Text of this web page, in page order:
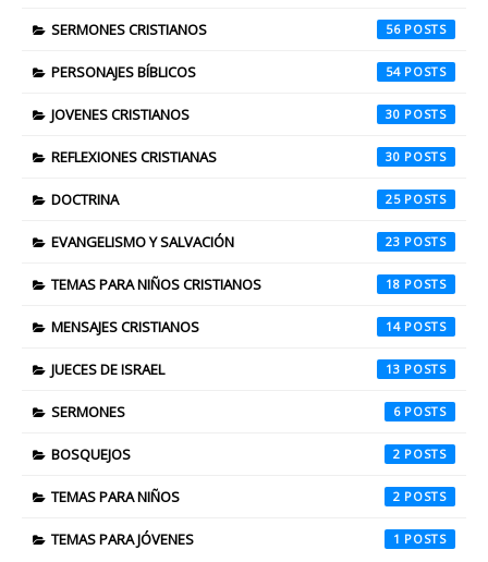
SERMONES CRISTIANOS 56
PERSONAJES BÍBLICOS 54
JOVENES CRISTIANOS 30
REFLEXIONES CRISTIANAS 30
DOCTRINA 25
EVANGELISMO Y SALVACIÓN 23
TEMAS PARA NIÑOS CRISTIANOS 18
MENSAJES CRISTIANOS 14
JUECES DE ISRAEL 13
SERMONES 6
BOSQUEJOS 2
TEMAS PARA NIÑOS 2
TEMAS PARA JÓVENES 1